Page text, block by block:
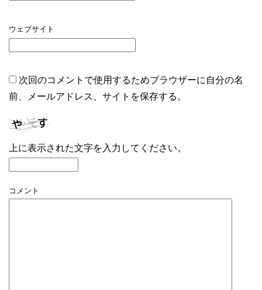
ウェブサイト
次回のコメントで使用するためブラウザーに自分の名
前、メールアドレス、サイトを保存する。
上に表示された文字を入力してください。
コメント